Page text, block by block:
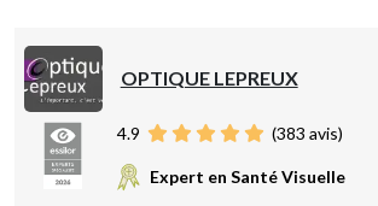
OPTIQUE LEPREUX
4.9 (383 avis)
Expert en Santé Visuelle